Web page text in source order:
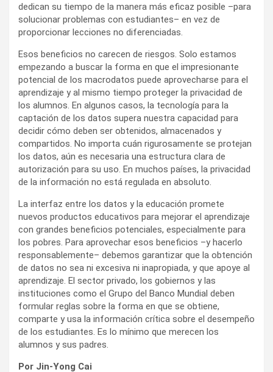
dedican su tiempo de la manera más eficaz posible –para
solucionar problemas con estudiantes– en vez de
proporcionar lecciones no diferenciadas.
Esos beneficios no carecen de riesgos. Solo estamos
empezando a buscar la forma en que el impresionante
potencial de los macrodatos puede aprovecharse para el
aprendizaje y al mismo tiempo proteger la privacidad de
los alumnos. En algunos casos, la tecnología para la
captación de los datos supera nuestra capacidad para
decidir cómo deben ser obtenidos, almacenados y
compartidos. No importa cuán rigurosamente se protejan
los datos, aún es necesaria una estructura clara de
autorización para su uso. En muchos países, la privacidad
de la información no está regulada en absoluto.
La interfaz entre los datos y la educación promete
nuevos productos educativos para mejorar el aprendizaje
con grandes beneficios potenciales, especialmente para
los pobres. Para aprovechar esos beneficios –y hacerlo
responsablemente– debemos garantizar que la obtención
de datos no sea ni excesiva ni inapropiada, y que apoye al
aprendizaje. El sector privado, los gobiernos y las
instituciones como el Grupo del Banco Mundial deben
formular reglas sobre la forma en que se obtiene,
comparte y usa la información crítica sobre el desempeño
de los estudiantes. Es lo mínimo que merecen los
alumnos y sus padres.
Por Jin-Yong Cai